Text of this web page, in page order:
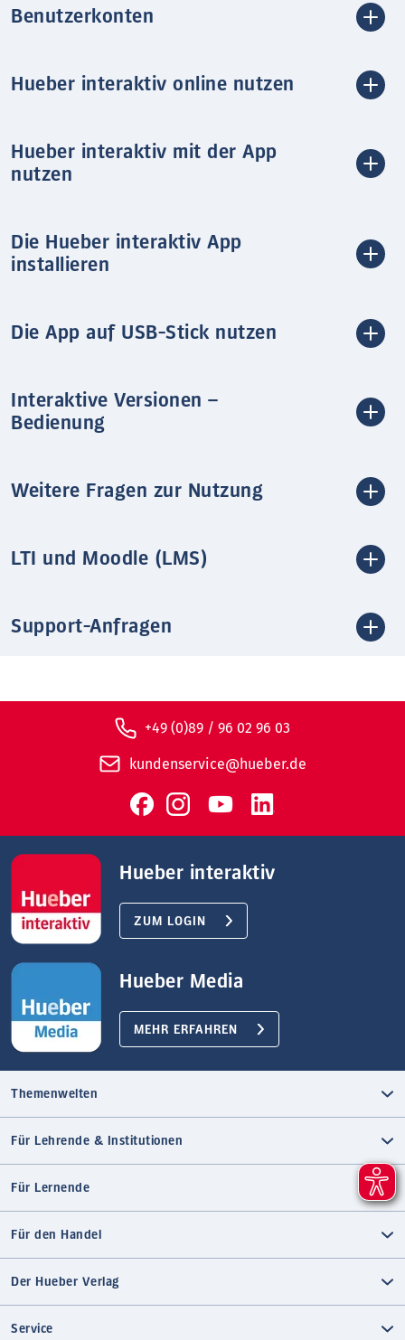
Benutzerkonten
Hueber interaktiv online nutzen
Hueber interaktiv mit der App
nutzen
Die Hueber interaktiv App
installieren
Die App auf USB-Stick nutzen
Interaktive Versionen –
Bedienung
Weitere Fragen zur Nutzung
LTI und Moodle (LMS)
Support-Anfragen
+49 (0)89 / 96 02 96 03
kundenservice@hueber.de
Hueber interaktiv
ZUM LOGIN
Hueber Media
MEHR ERFAHREN
Themenwelten
Für Lehrende & Institutionen
Für Lernende
Für den Handel
Der Hueber Verlag
Service